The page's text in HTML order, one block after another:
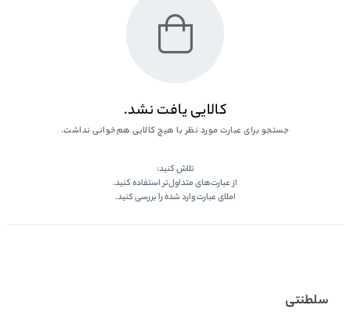
کالایی یافت نشد.
جستجو برای عبارت مورد نظر با هیچ کالایی هم‌خوانی نداشت.
تلاش کنید:
از عبارت‌های متداول‌تر استفاده کنید.
املای عبارت وارد شده را بررسی کنید.
سلطنتی